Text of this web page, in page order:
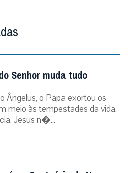
Senhor muda tudo
Ângelus, o Papa exortou os
meio às tempestades da vida.
Jesus n�...